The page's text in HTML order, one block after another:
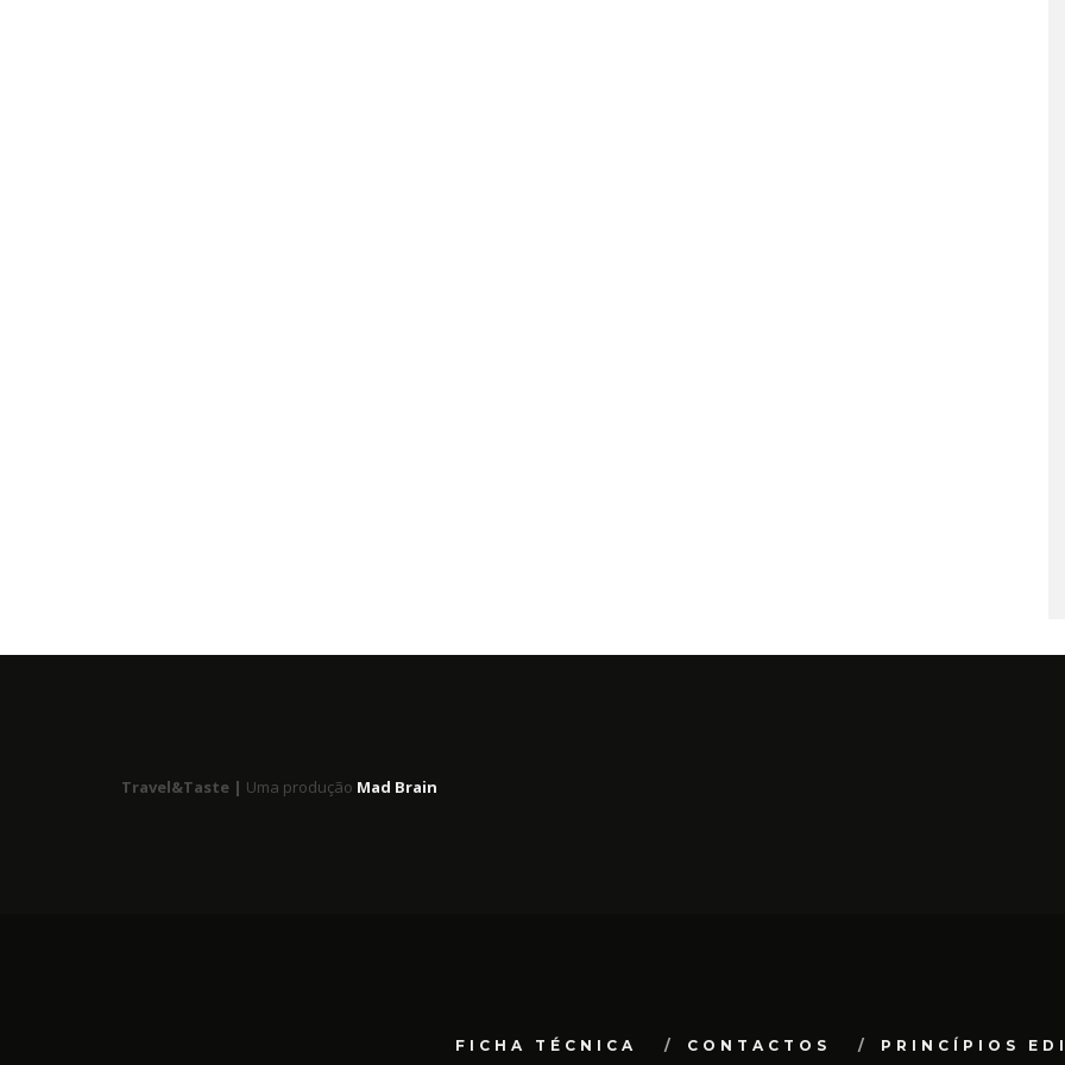
Travel&Taste | Uma produção Mad Brain
FICHA TÉCNICA CONTACTOS PRINCÍPIOS